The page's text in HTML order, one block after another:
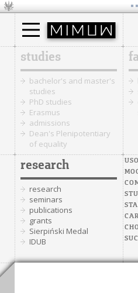
studies
bachelor's and master's
studies
PhD studies
Erasmus
admissions
Dean's Plenipotentiary
of equality
research
research
seminars
publications
grants
Sierpiński Medal
IDUB